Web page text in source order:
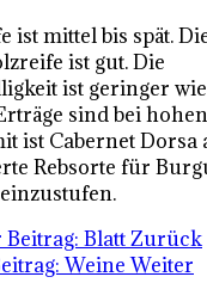
ist mittel bis spät.
ist gut. Die
ist geringer
sind bei
ist Cabernet Dorsa
Rebsorte für
BlattZurück
WeineWeiter